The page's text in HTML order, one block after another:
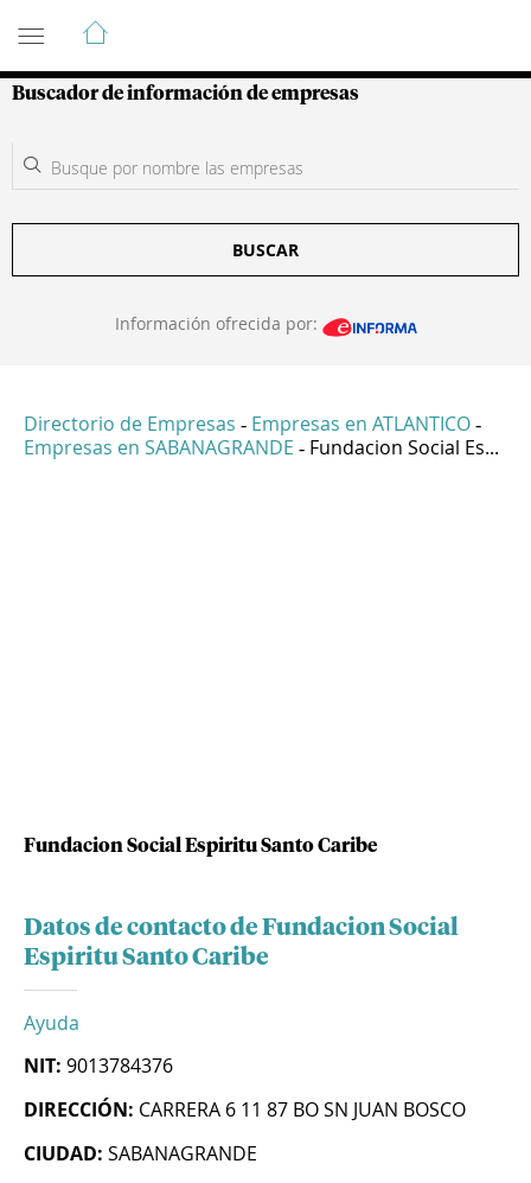
Guía de Empresas Colombianas
Buscador de información de empresas
BUSCAR
Información ofrecida por:
Directorio de Empresas - Empresas en ATLANTICO -
Empresas en SABANAGRANDE - Fundacion Social Es...
Fundacion Social Espiritu Santo Caribe
Datos de contacto de Fundacion Social
Espiritu Santo Caribe
Ayuda
NIT: 9013784376
DIRECCIÓN: CARRERA 6 11 87 BO SN JUAN BOSCO
CIUDAD: SABANAGRANDE